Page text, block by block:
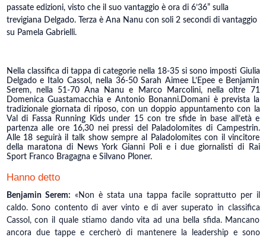
passate edizioni, visto che il suo vantaggio è ora di 6’36” sulla
trevigiana Delgado. Terza è Ana Nanu con soli 2 secondi di vantaggio
su Pamela Gabrielli.
Nella classifica di tappa di categorie nella 18-35 si sono imposti Giulia
Delgado e Italo Cassol, nella 36-50 Sarah Aimee L’Epee e Benjamin
Serem, nella 51-70 Ana Nanu e Marco Marcolini, nella oltre 71
Domenica Guastamacchia e Antonio Bonanni.Domani è prevista la
tradizionale giornata di riposo, con un doppio appuntamento con la
Val di Fassa Running Kids under 15 con tre sfide in base all’età e
partenza alle ore 16,30 nei pressi del Paladolomites di Campestrin.
Alle 18 seguirà il talk show sempre al Paladolomites con il vincitore
della maratona di News York Gianni Poli e i due giornalisti di Rai
Sport Franco Bragagna e Silvano Ploner.
Hanno detto
Benjamin Serem: «Non è stata una tappa facile soprattutto per il
caldo. Sono contento di aver vinto e di aver superato in classifica
Cassol, con il quale stiamo dando vita ad una bella sfida. Mancano
ancora due tappe e cercherò di mantenere la leadership e sono